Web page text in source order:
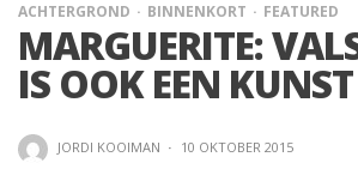
ACHTERGROND BINNENKORT FEATURED
MARGUERITE:
IS OOK EEN KUNST
JORDI KOOIMAN · 10 OKTOBER 2015